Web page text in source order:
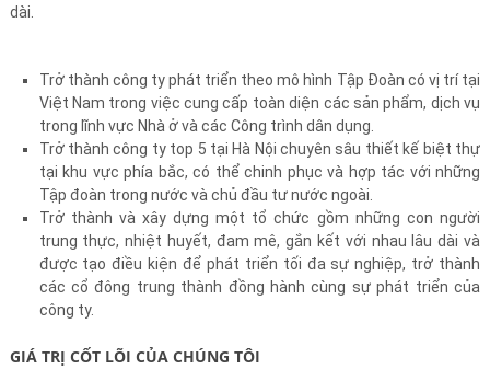
dài.
Trở thành công ty phát triển theo mô hình Tập Đoàn có vị trí tại
Việt Nam trong việc cung cấp toàn diện các sản phẩm, dịch vụ
trong lĩnh vực Nhà ở và các Công trình dân dụng.
Trở thành công ty top 5 tại Hà Nội chuyên sâu thiết kế biệt thự
tại khu vực phía bắc, có thể chinh phục và hợp tác với những
Tập đoàn trong nước và chủ đầu tư nước ngoài.
Trở thành và xây dựng một tổ chức gồm những con người
trung thực, nhiệt huyết, đam mê, gắn kết với nhau lâu dài và
được tạo điều kiện để phát triển tối đa sự nghiệp, trở thành
các cổ đông trung thành đồng hành cùng sự phát triển của
công ty.
GIÁ TRỊ CỐT LÕI CỦA CHÚNG TÔI